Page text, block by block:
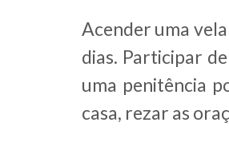
Acender uma
dias. Participar
uma penitência
casa, rezar as